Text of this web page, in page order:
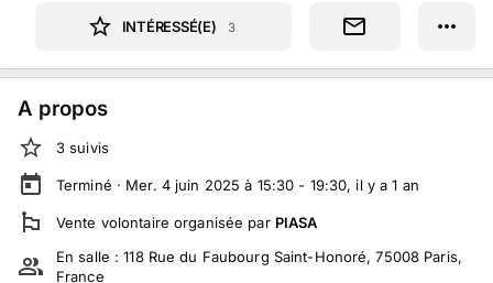
INTÉRESSÉ(E) 3
A propos
3 suivis
Terminé · Mer. 4 juin 2025 à 15:30 - 19:30, il y a1 an
Vente volontaire organisée par PIASA
En salle :118 Rue du Faubourg Saint-Honoré, 75008 Paris,
France